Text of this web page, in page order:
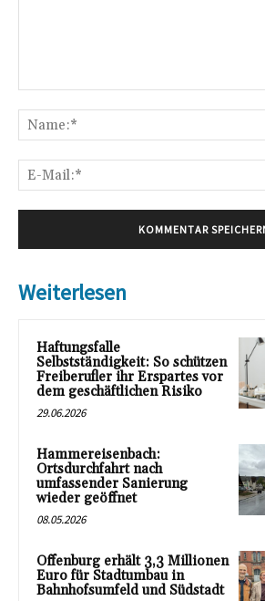
Weiterlesen
Haftungsfalle
Selbstständigkeit: So schützen
Freiberufler ihr Erspartes vor
dem geschäftlichen Risiko
29.06.2026
Hammereisenbach:
Ortsdurchfahrt nach
umfassender Sanierung
wieder geöffnet
08.05.2026
Offenburg erhält 3,3 Millionen
Euro für Stadtumbau in
Bahnhofsumfeld und Südstadt